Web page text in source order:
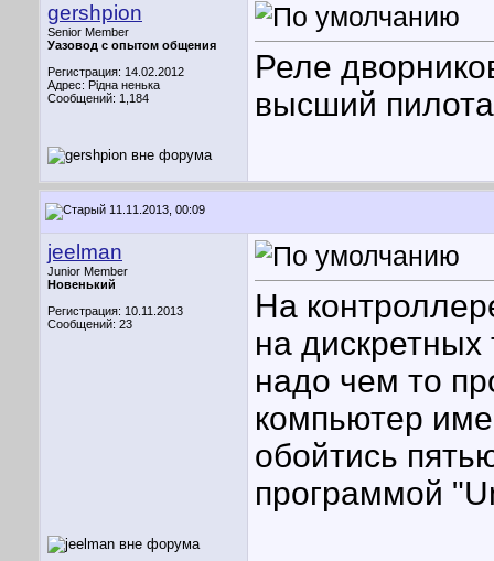
gershpion
Senior Member
Уазовод с опытом общения
Регистрация: 14.02.2012
Адрес: Рідна ненька
Сообщений: 1,184
Реле
высший
11.11.2013, 00:09
jeelman
Junior Member
Новенький
Регистрация: 10.11.2013
Сообщений: 23
На
на
надо чем то
компьютер
обойтись
программой